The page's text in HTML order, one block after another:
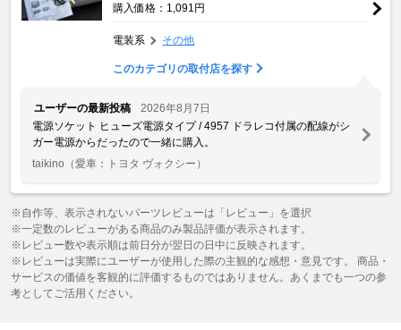
購入価格：1,091円
電装系 その他
このカテゴリの取付店を探す
ユーザーの最新投稿
2026年8月7日
電源ソケット ヒューズ電源タイプ / 4957 ドラレコ付属の配線がシ
ガー電源からだったので一緒に購入。
taikino （愛車：トヨタ ヴォクシー）
※自作等、表示されないパーツレビューは「レビュー」を選択
※一定数のレビューがある商品のみ製品評価が表示されます。
※レビュー数や表示順は前日分が翌日の日中に反映されます。
※レビューは実際にユーザーが使用した際の主観的な感想・意見です。 商品・
サービスの価値を客観的に評価するものではありません。あくまでも一つの参
考としてご活用ください。